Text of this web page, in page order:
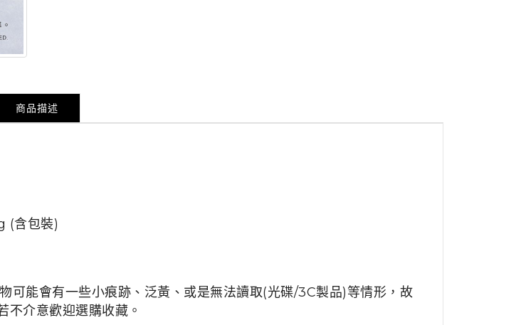
商品描述
(含包裝)
可能會有一些小痕跡、泛黃、或是無法讀取(光碟/3C製品)等情形，故
不介意歡迎選購收藏。